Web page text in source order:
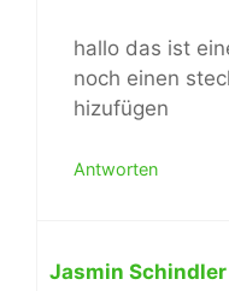
hallo das ist
noch einen
hizufügen
Antworten
Jasmin Schindler